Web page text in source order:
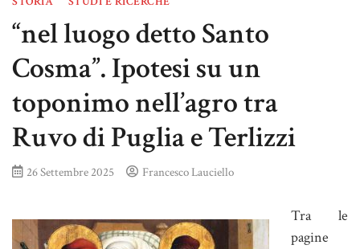
“nel luogo detto Santo
Cosma”. Ipotesi su un
toponimo nell’agro tra
Ruvo di Puglia e Terlizzi
26 Settembre 2025 Francesco Lauciello
Tra le
pagine